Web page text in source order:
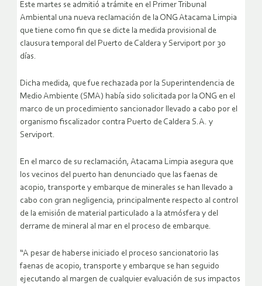
Este martes se admitió a trámite en el Primer Tribunal
Ambiental una nueva reclamación de la ONG Atacama Limpia
que tiene como fin que se dicte la medida provisional de
clausura temporal del Puerto de Caldera y Serviport por 30
días.
Dicha medida, que fue rechazada por la Superintendencia de
Medio Ambiente (SMA) había sido solicitada por la ONG en el
marco de un procedimiento sancionador llevado a cabo por el
organismo fiscalizador contra Puerto de Caldera S.A. y
Serviport.
En el marco de su reclamación, Atacama Limpia asegura que
los vecinos del puerto han denunciado que las faenas de
acopio, transporte y embarque de minerales se han llevado a
cabo con gran negligencia, principalmente respecto al control
de la emisión de material particulado a la atmósfera y del
derrame de mineral al mar en el proceso de embarque.
“A pesar de haberse iniciado el proceso sancionatorio las
faenas de acopio, transporte y embarque se han seguido
ejecutando al margen de cualquier evaluación de sus impactos